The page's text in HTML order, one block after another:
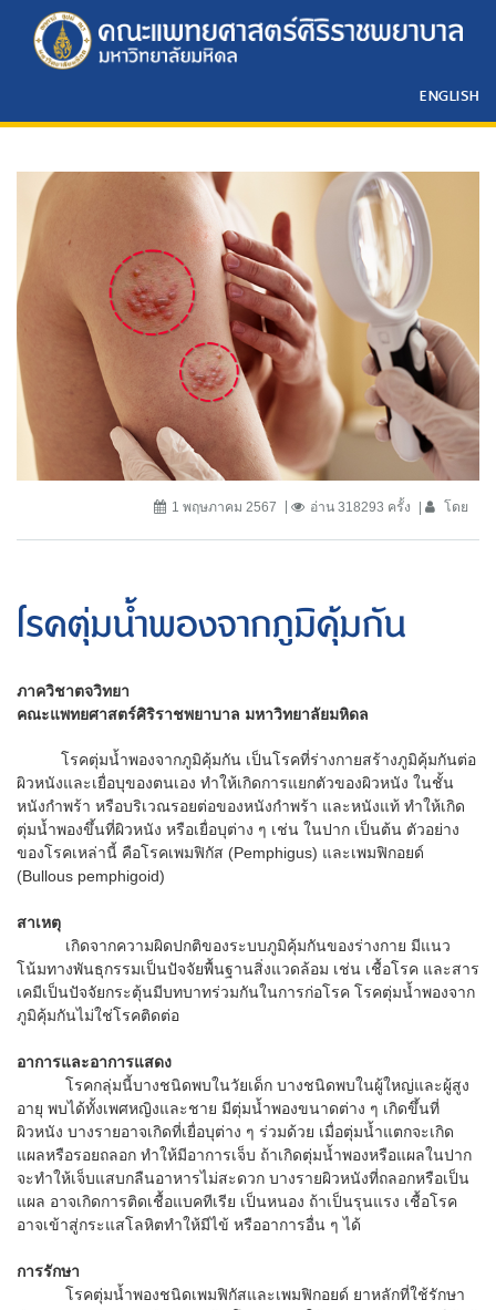
ENGLISH
1 พฤษภาคม 2567 อ่าน 318293 ครั้ง โดย
โรคตุ่มน้ำพองจากภูมิคุ้มกัน
ภาควิชาตจวิทยา
คณะแพทยศาสตร์ศิริราชพยาบาล มหาวิทยาลัยมหิดล
โรคตุ่มน้ำพองจากภูมิคุ้มกัน เป็นโรคที่ร่างกายสร้างภูมิคุ้มกันต่อ
ผิวหนังและเยื่อบุของตนเอง ทำให้เกิดการแยกตัวของผิวหนัง ในชั้น
หนังกำพร้า หรือบริเวณรอยต่อของหนังกำพร้า และหนังแท้ ทำให้เกิด
ตุ่มน้ำพองขึ้นที่ผิวหนัง หรือเยื่อบุต่าง ๆ เช่น ในปาก เป็นต้น ตัวอย่าง
ของโรคเหล่านี้ คือโรคเพมฟิกัส (Pemphigus) และเพมฟิกอยด์
(Bullous pemphigoid)
สาเหตุ
เกิดจากความผิดปกติของระบบภูมิคุ้มกันของร่างกาย มีแนว
โน้มทางพันธุกรรมเป็นปัจจัยพื้นฐานสิ่งแวดล้อม เช่น เชื้อโรค และสาร
เคมีเป็นปัจจัยกระตุ้นมีบทบาทร่วมกันในการก่อโรค โรคตุ่มน้ำพองจาก
ภูมิคุ้มกันไม่ใช่โรคติดต่อ
อาการและอาการแสดง
โรคกลุ่มนี้บางชนิดพบในวัยเด็ก บางชนิดพบในผู้ใหญ่และผู้สูง
อายุ พบได้ทั้งเพศหญิงและชาย มีตุ่มน้ำพองขนาดต่าง ๆ เกิดขึ้นที่
ผิวหนัง บางรายอาจเกิดที่เยื่อบุต่าง ๆ ร่วมด้วย เมื่อตุ่มน้ำแตกจะเกิด
แผลหรือรอยถลอก ทำให้มีอาการเจ็บ ถ้าเกิดตุ่มน้ำพองหรือแผลในปาก
จะทำให้เจ็บแสบกลืนอาหารไม่สะดวก บางรายผิวหนังที่ถลอกหรือเป็น
แผล อาจเกิดการติดเชื้อแบคทีเรีย เป็นหนอง ถ้าเป็นรุนแรง เชื้อโรค
อาจเข้าสู่กระแสโลหิตทำให้มีไข้ หรืออาการอื่น ๆ ได้
การรักษา
โรคตุ่มน้ำพองชนิดเพมฟิกัสและเพมฟิกอยด์ ยาหลักที่ใช้รักษา